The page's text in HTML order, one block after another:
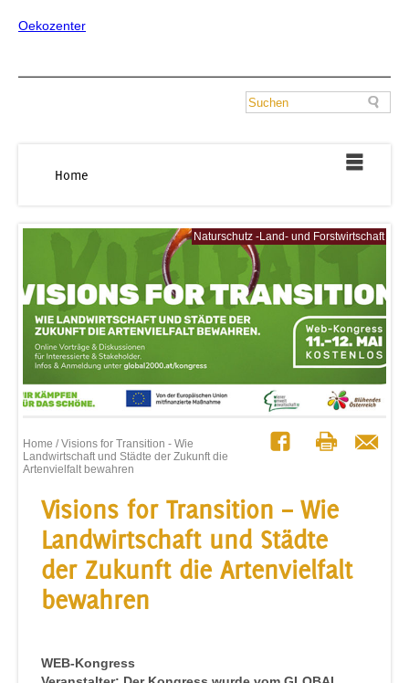
Oekozenter
Home
Naturschutz -Land- und Forstwirtschaft
Home / Visions for Transition - Wie
Landwirtschaft und Städte der Zukunft die
Artenvielfalt bewahren
Visions for Transition – Wie
Landwirtschaft und Städte
der Zukunft die Artenvielfalt
bewahren
WEB-Kongress